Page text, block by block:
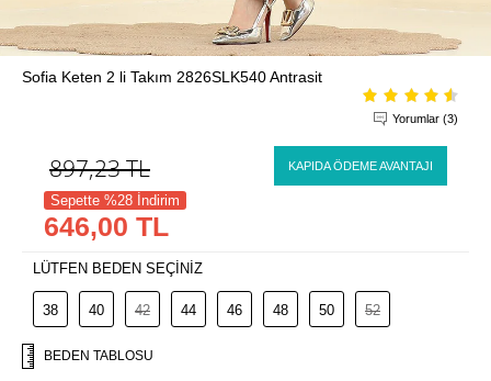
Sofia Keten 2 li Takım 2826SLK540 Antrasit
Yorumlar (3)
897,23TL KAPIDA ÖDEME AVANTAJI
Sepette %28 İndirim
646,00 TL
LÜTFEN BEDEN SEÇİNİZ
38 40 42 44 46 48 50 52
BEDEN TABLOSU